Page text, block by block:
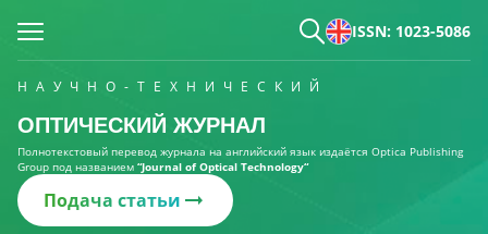
ISSN: 1023-5086
НАУЧНО-ТЕХНИЧЕСКИЙ
ОПТИЧЕСКИЙ ЖУРНАЛ
Полнотекстовый перевод журнала на английский язык издаётся Optica Publishing
Group под названием “Journal of Optical Technology“
Подача статьи